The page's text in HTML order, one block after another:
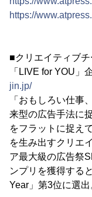
https://
■クリエイティブ
「LIVE for YOU
jin.jp/
「おもしろい仕事
来型の広告手法に
をフラットに捉え
を生み出すクリエ
ア最大級の広告祭
ンプリを獲得する
Year」第3位に選出